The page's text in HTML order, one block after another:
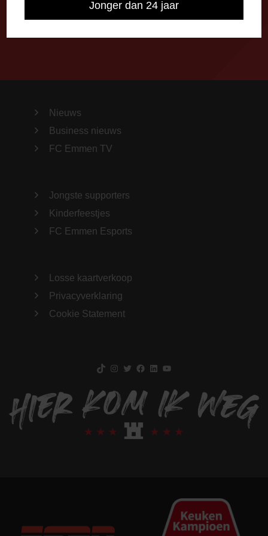
Jonger dan 24 jaar
Importeer alle wedstrijden in je agenda!
Nieuws
Business nieuws
FC Emmen TV
Jongste supporters
Kinderfeestjes
FC Emmen Esports
Losse kaartverkoop
Privacyverklaring
Cookie Statement